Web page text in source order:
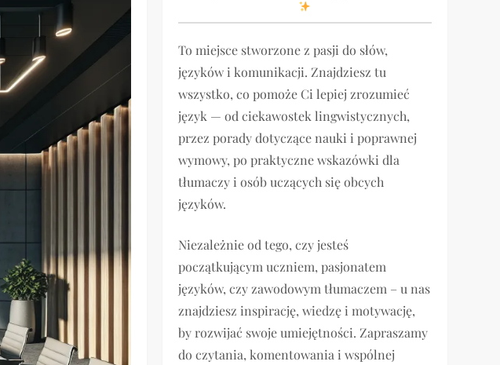
To miejsce stworzone z pasji do słów,
języków i komunikacji. Znajdziesz tu
wszystko, co pomoże Ci lepiej zrozumieć
język — od ciekawostek lingwistycznych,
przez porady dotyczące nauki i poprawnej
wymowy, po praktyczne wskazówki dla
tłumaczy i osób uczących się obcych
języków.
Niezależnie od tego, czy jesteś
początkującym uczniem, pasjonatem
języków, czy zawodowym tłumaczem – u nas
znajdziesz inspirację, wiedzę i motywację,
by rozwijać swoje umiejętności. Zapraszamy
do czytania, komentowania i wspólnej